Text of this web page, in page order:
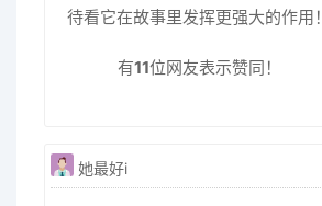
待看它在故事里发挥更强大的作用！
有11位网友表示赞同！
她最好i